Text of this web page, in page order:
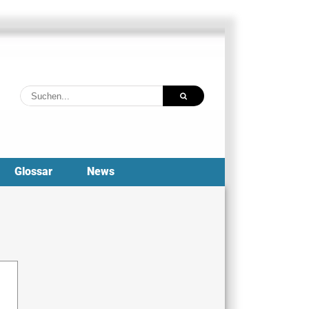
Suche
nach:
Glossar News